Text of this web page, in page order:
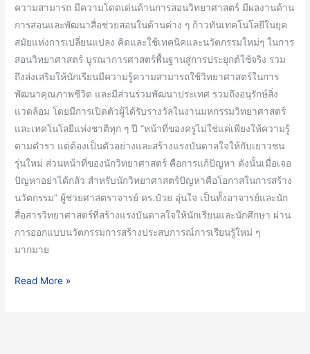
ความสามารถ มีความโดดเด่นด้านการสอนวิทยาศาสตร์ มีผลงานด้าน
การสอนและพัฒนาสื่อช่วยสอนในด้านต่าง ๆ ก้าวทันเทคโนโลยีในยุค
สมัยแห่งการเปลี่ยนแปลง คิดและใช้เทคนิคและนวัตกรรมใหม่ๆ ในการ
สอนวิทยาศาสตร์ บูรณาการศาสตร์พื้นฐานสู่การประยุกต์ใช้จริง รวม
ถึงส่งเสริมให้นักเรียนมีความรู้ความสามารถใช้วิทยาศาสตร์ในการ
พัฒนาคุณภาพชีวิต และมีส่วนร่วมพัฒนาประเทศ รวมถึงอนุรักษ์สิ่ง
แวดล้อม โดยมีการเปิดตัวผู้ได้รับรางวัลในงานมหกรรมวิทยาศาสตร์
และเทคโนโลยีแห่งชาติทุก ๆ ปี “หน้าที่ของครูไม่ใช่แค่เพียงให้ความรู้
ตามตำรา แต่ต้องเป็นตัวอย่างและสร้างแรงบันดาลใจให้กับเยาวชน
รุ่นใหม่ ส่วนหน้าที่ของนักวิทยาศาสตร์ คือการแก้ปัญหา ดังนั้นเมื่อเจอ
ปัญหาอย่าได้กลัว สำหรับนักวิทยาศาสตร์ปัญหาคือโอกาสในการสร้าง
นวัตกรรม” ผู้ช่วยศาสตราจารย์ ดร.ป๋วย อุ่นใจ เป็นทั้งอาจารย์และนัก
สื่อสารวิทยาศาสตร์ที่สร้างแรงบันดาลใจให้นักเรียนและนักศึกษา ผ่าน
การออกแบบนวัตกรรมการสร้างประสบการณ์การเรียนรู้ใหม่ ๆ
มากมาย
ดาฯ
สยาม
บรม
ราช
กุมารี
รับ
พระราชทาน
โล่
รางวัล
ครู
วิทยาศาสตร์
ดี
เด่น
ประจำ
ปี
Read More »